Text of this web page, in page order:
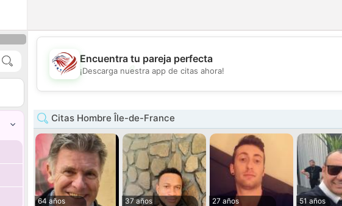
💖
💕
Encuentra tu pareja perfecta
¡Descarga nuestra app de citas ahora!
Citas Hombre Île-de-France
64 años
37 años
27 años
51 años